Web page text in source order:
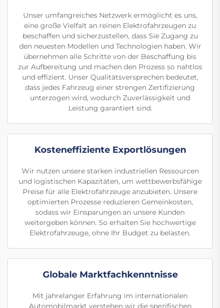
Unser umfangreiches Netzwerk ermöglicht es uns,
eine große Vielfalt an reinen Elektrofahrzeugen zu
beschaffen und sicherzustellen, dass Sie Zugang zu
den neuesten Modellen und Technologien haben. Wir
übernehmen alle Schritte von der Beschaffung bis
zur Aufbereitung und machen den Prozess so nahtlos
und effizient. Unser Qualitätsversprechen bedeutet,
dass jedes Fahrzeug einer strengen Zertifizierung
unterzogen wird, wodurch Zuverlässigkeit und
Leistung garantiert sind.
Kosteneffiziente Exportlösungen
Wir nutzen unsere starken industriellen Ressourcen
und logistischen Kapazitäten, um wettbewerbsfähige
Preise für alle Elektrofahrzeuge anzubieten. Unsere
optimierten Prozesse reduzieren Gemeinkosten,
sodass wir Einsparungen an unsere Kunden
weitergeben können. So erhalten Sie hochwertige
Elektrofahrzeuge, ohne Ihr Budget zu belasten.
Globale Marktfachkenntnisse
Mit jahrelanger Erfahrung im internationalen
Automobilmarkt verstehen wir die spezifischen